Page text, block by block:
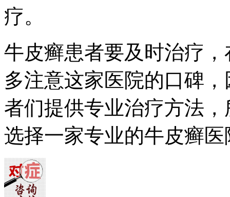
疗。
牛皮癣患者要及时治疗
多注意这家医院的口碑
者们提供专业治疗方法
选择一家专业的牛皮癣医